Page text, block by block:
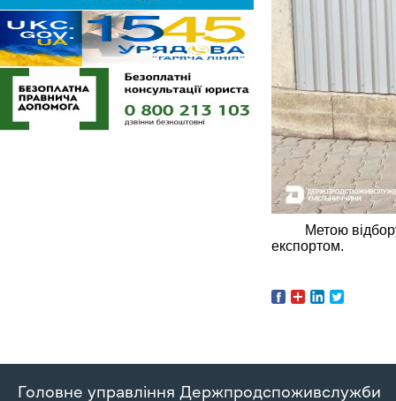
Метою
експортом.
Головне управління Держпродспоживслужби